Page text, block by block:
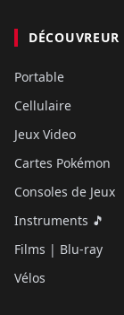
DÉCOUVREUR
Portable
Cellulaire
Jeux Video
Cartes Pokémon
Consoles de Jeux
Instruments 🎵
Films | Blu-ray
Vélos